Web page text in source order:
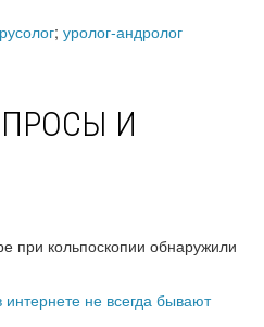
; уролог-андролог
И
при кольпоскопии обнаружили
не всегда бывают